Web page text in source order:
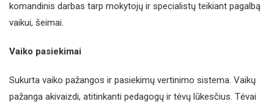
komandinis darbas tarp mokytojų ir specialistų teikiant pagalbą
vaikui, šeimai.
Vaiko pasiekimai
Sukurta vaiko pažangos ir pasiekimų vertinimo sistema. Vaikų
pažanga akivaizdi, atitinkanti pedagogų ir tėvų lūkesčius. Tėvai